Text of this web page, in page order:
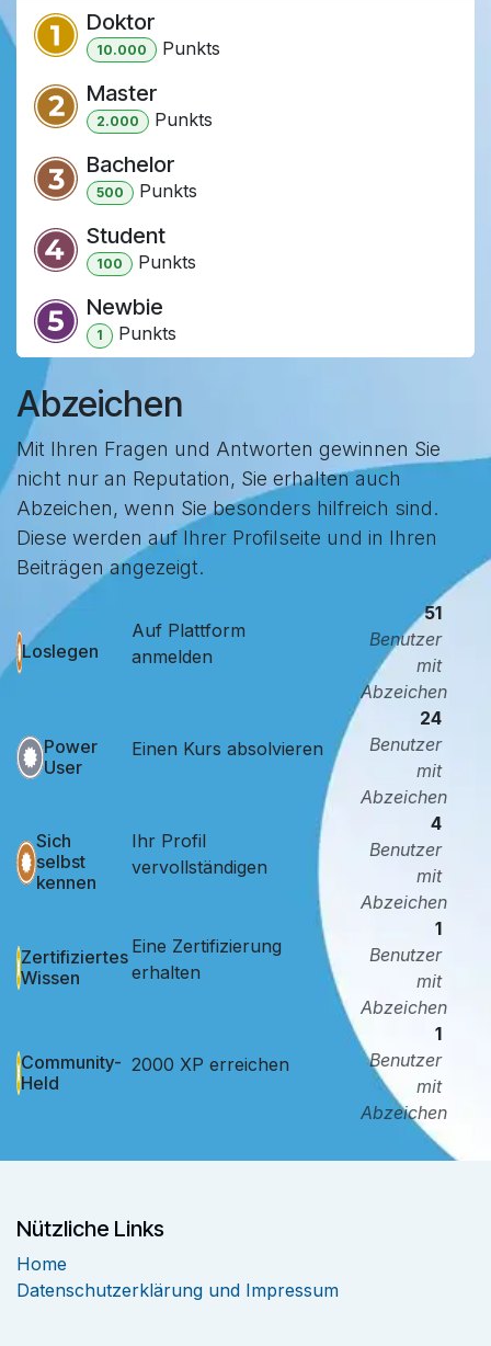
Doktor
10.000 Punkts
Master
2.000 Punkts
Bachelor
500 Punkts
Student
100 Punkts
Newbie
1 Punkts
Abzeichen
Mit Ihren Fragen und Antworten gewinnen Sie
nicht nur an Reputation, Sie erhalten auch
Abzeichen, wenn Sie besonders hilfreich sind.
Diese werden auf Ihrer Profilseite und in Ihren
Beiträgen angezeigt.
Loslegen
Auf Plattform
anmelden
51
Benutzer
mit
Abzeichen
Power
User
Einen Kurs absolvieren
24
Benutzer
mit
Abzeichen
Sich
selbst
kennen
Ihr Profil
vervollständigen
4
Benutzer
mit
Abzeichen
Zertifiziertes
Wissen
Eine Zertifizierung
erhalten
1
Benutzer
mit
Abzeichen
Community-
Held
2000 XP erreichen
1
Benutzer
mit
Abzeichen
Nützliche Links
Home
Datenschutzerklärung und Impressum